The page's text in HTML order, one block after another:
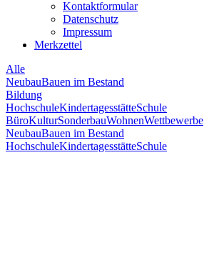
Kontaktformular
Datenschutz
Impressum
Merkzettel
Alle
NeubauBauen im Bestand
Bildung
HochschuleKindertagesstätteSchule
BüroKulturSonderbauWohnenWettbewerbe
NeubauBauen im Bestand
HochschuleKindertagesstätteSchule